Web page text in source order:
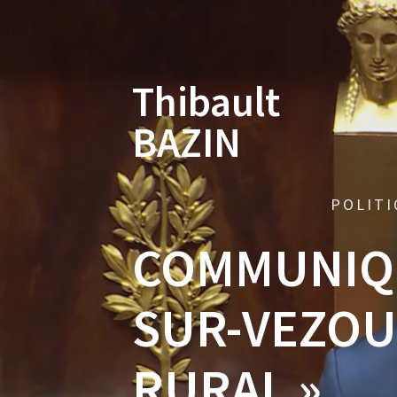
Thibault
BAZIN
SUR-